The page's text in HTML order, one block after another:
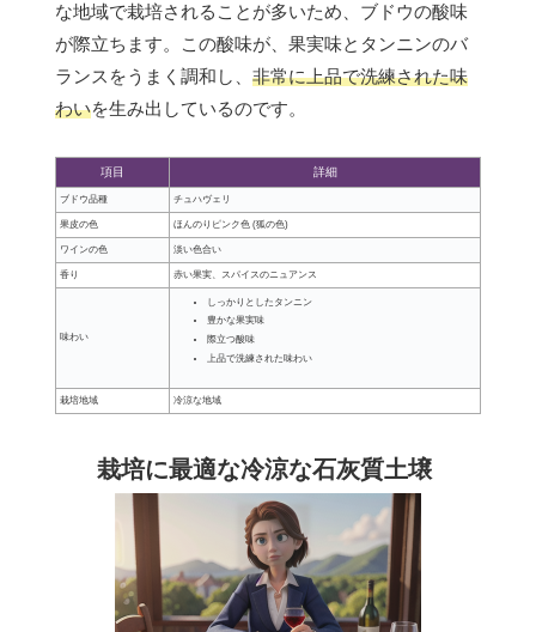
な地域で栽培されることが多いため、ブドウの酸味
が際立ちます。この酸味が、果実味とタンニンのバ
ランスをうまく調和し、 非常に上品で洗練された味
わいを生み出しているのです。
項目 詳細
ブドウ品種 チュハヴェリ
果皮の色 ほんのりピンク色 (狐の色)
ワインの色 淡い色合い
香り 赤い果実、スパイスのニュアンス
味わい
しっかりとしたタンニン
豊かな果実味
際立つ酸味
上品で洗練された味わい
栽培地域 冷涼な地域
栽培に最適な冷涼な石灰質土壌